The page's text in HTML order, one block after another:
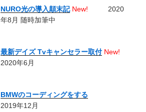
NURO光の導入顛末記 New! 2020
年8月 随時加筆中
最新デイズ Tvキャンセラー取付New!
2020年6月
BMWのコーディングをする
2019年12月